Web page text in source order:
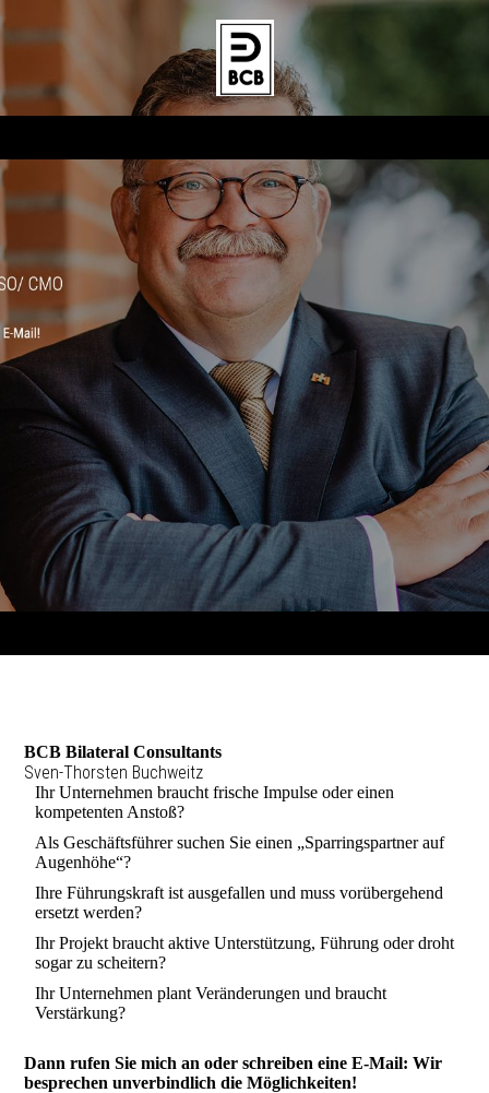
BCB Bilateral Consultants
Sven-Thorsten Buchweitz
Ihr Unternehmen braucht frische Impulse oder einen
kompetenten Anstoß?
Als Geschäftsführer suchen Sie einen „Sparringspartner auf
Augenhöhe“?
Ihre Führungskraft ist ausgefallen und muss vorübergehend
ersetzt werden?
Ihr Projekt braucht aktive Unterstützung, Führung oder droht
sogar zu scheitern?
Ihr Unternehmen plant Veränderungen und braucht
Verstärkung?
Dann rufen Sie mich an oder schreiben eine E-Mail: Wir
besprechen unverbindlich die Möglichkeiten!